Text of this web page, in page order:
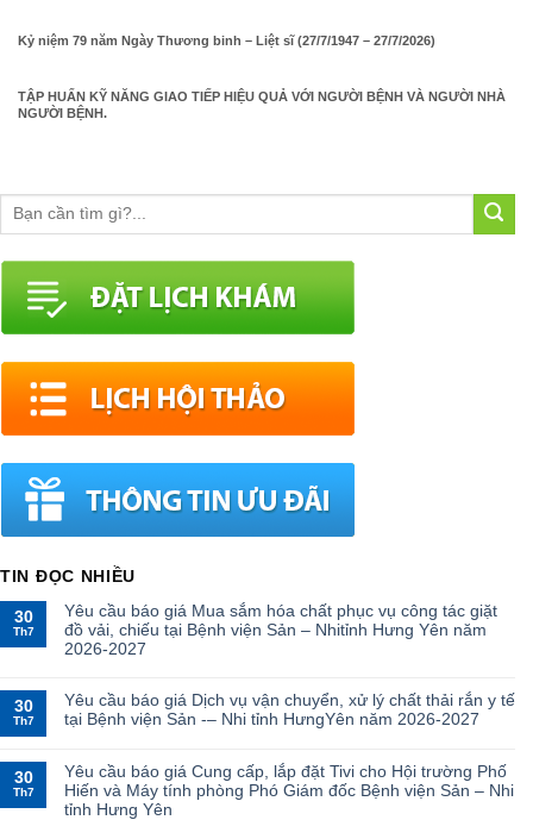
TIN ĐỌC NHIỀU
30
Th7
Yêu cầu báo giá Mua sắm hóa chất phục vụ công tác giặt
đồ vải, chiếu tại Bệnh viện Sản – Nhitỉnh Hưng Yên năm
2026-2027
30
Th7
Yêu cầu báo giá Dịch vụ vận chuyển, xử lý chất thải rắn y tế
tại Bệnh viện Sản -– Nhi tỉnh HưngYên năm 2026-2027
30
Th7
Yêu cầu báo giá Cung cấp, lắp đặt Tivi cho Hội trường Phố
Hiến và Máy tính phòng Phó Giám đốc Bệnh viện Sản – Nhi
tỉnh Hưng Yên
Kỷ niệm 79 năm Ngày Thương binh – Liệt sĩ (27/7/1947 – 27/7/2026)
TẬP HUẤN KỸ NĂNG GIAO TIẾP HIỆU QUẢ VỚI NGƯỜI BỆNH VÀ NGƯỜI NHÀ
NGƯỜI BỆNH.